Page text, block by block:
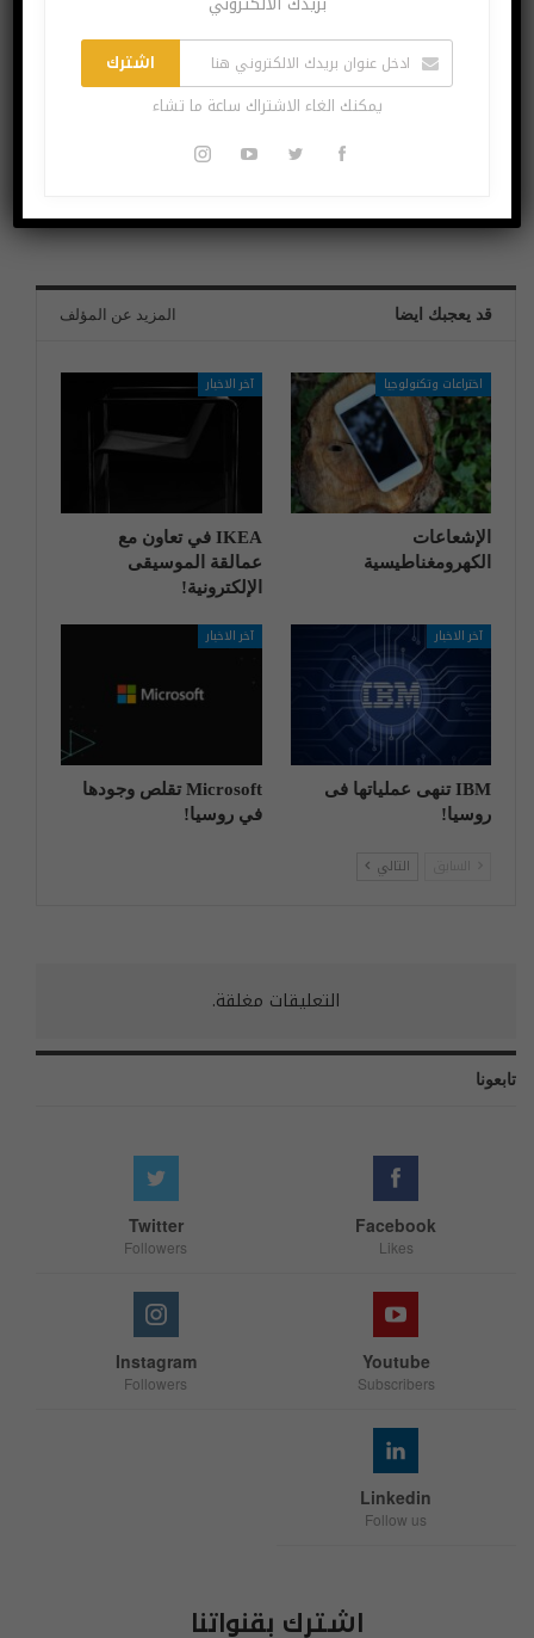
بايبال تنسحب من
بفيسبوك
أمازون تنتج حاسوباً
قد يعجبك ايضا المزيد عن المؤلف
اختراعات وتكنولوجيا
الإشعاعات
الكهرومغناطيسية
آخر الاخبار
IKEA في تعاون مع
عمالقة الموسيقى
الإلكترونية!
آخر الاخبار
IBM تنهی عملیاتها فی
روسیا!
آخر الاخبار
Microsoft تقلص وجودها
في روسيا!
التالي
التعليقات مغلقة.
تابعونا
Facebook
Likes
Twitter
Followers
Youtube
Subscribers
Instagram
Followers
Linkedin
Follow us
اشترك بقنواتنا
اشترك
يمكنك الغاء الاشتراك ساعة ما تشاء